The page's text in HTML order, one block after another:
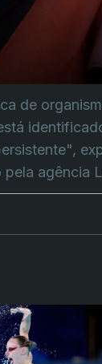
de
agência